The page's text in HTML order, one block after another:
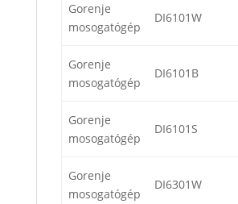
Gorenje
mosogatógép
DI6101W
Gorenje
mosogatógép
DI6101B
Gorenje
mosogatógép
DI6101S
Gorenje
mosogatógép
DI6301W